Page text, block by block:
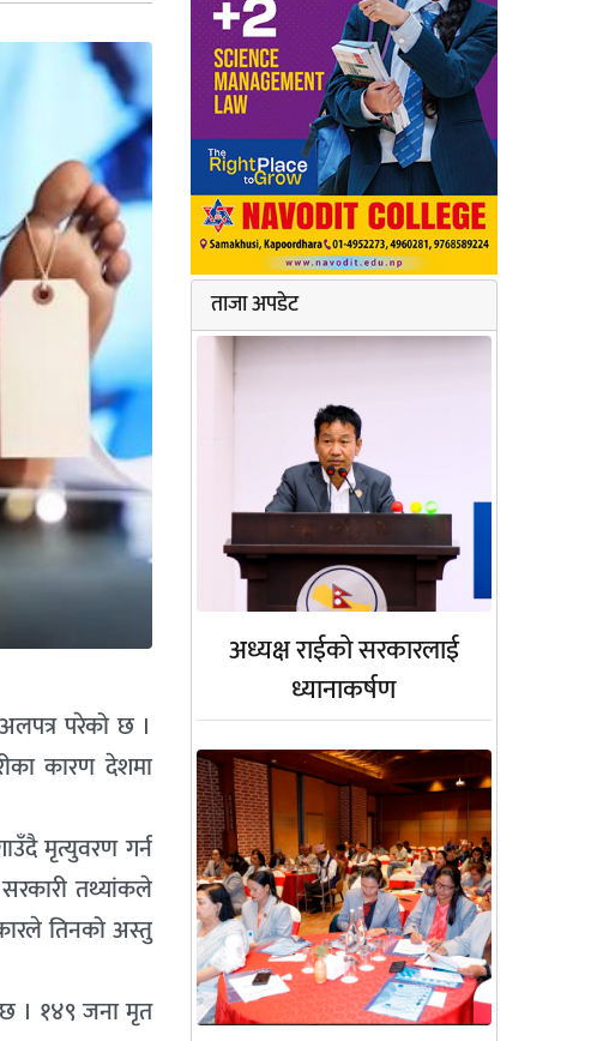
परेको छ ।
कारण देशमा
मृत्युवरण गर्न
तथ्यांकले
तिनको अस्तु
। १४९ जना मृत
ताजा अपडेट
अध्यक्ष राईको सरकारलाई
ध्यानाकर्षण